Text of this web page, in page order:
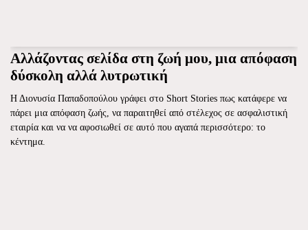
Αλλάζοντας σελίδα στη ζωή μου, μια απόφαση
δύσκολη αλλά λυτρωτική
Η Διονυσία Παπαδοπούλου γράφει στο Short Stories πως κατάφερε να
πάρει μια απόφαση ζωής, να παραιτηθεί από στέλεχος σε ασφαλιστική
εταιρία και να να αφοσιωθεί σε αυτό που αγαπά περισσότερο: το
κέντημα.